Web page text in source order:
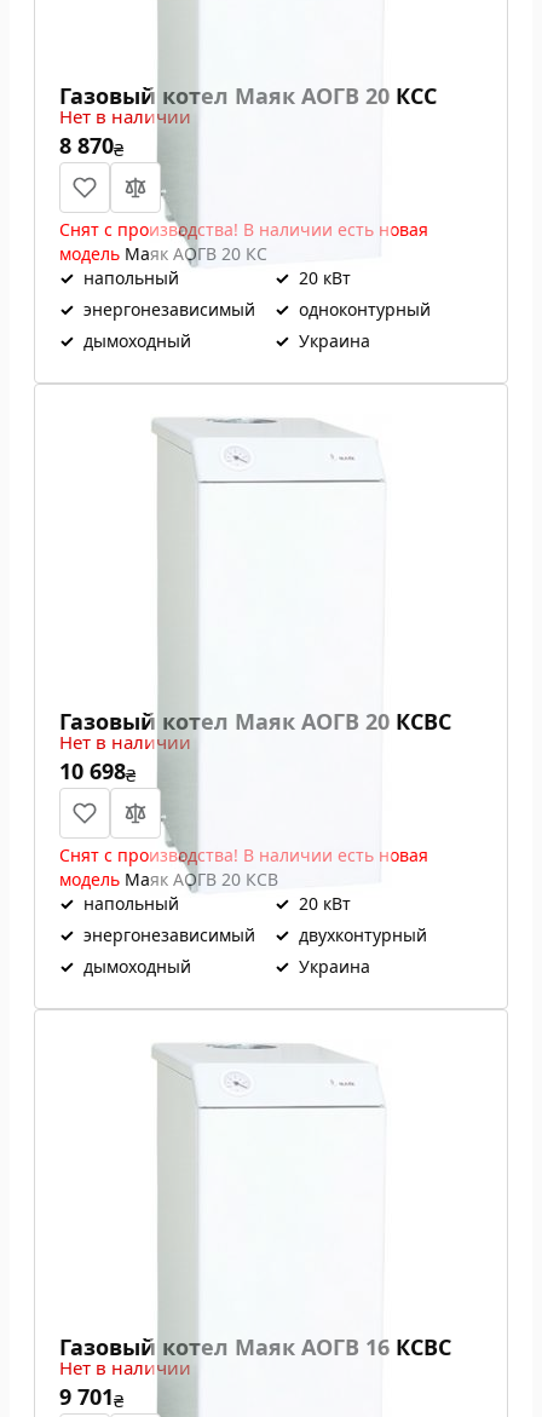
Газовый котел Маяк АОГВ 20 КСС
Нет в наличии
8 870₴
Снят с производства! В наличии есть новая
модель Маяк АОГВ 20 КС
✓ напольный ✓ 20 кВт
✓ энергонезависимый ✓ одноконтурный
✓ дымоходный ✓ Украина
Газовый котел Маяк АОГВ 20 КСВС
Нет в наличии
10 698₴
Снят с производства! В наличии есть новая
модель Маяк АОГВ 20 КСВ
✓ напольный ✓ 20 кВт
✓ энергонезависимый ✓ двухконтурный
✓ дымоходный ✓ Украина
Газовый котел Маяк АОГВ 16 КСВС
Нет в наличии
9 701₴